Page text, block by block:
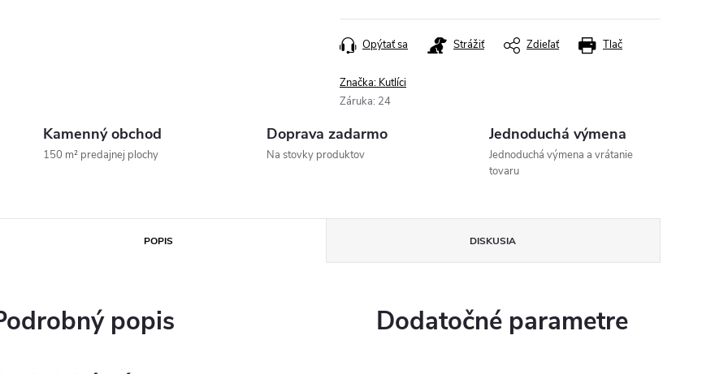
Tlač
Opýtať sa Strážiť Zdieľať
Značka: Kutlíci
Záruka: 24
Kamenný obchod
150 m² predajnej plochy
Doprava zadarmo
Na stovky produktov
Jednoduchá výmena
Jednoduchá výmena a vrátanie
tovaru
POPIS DISKUSIA
popis
Dodatočné parametre